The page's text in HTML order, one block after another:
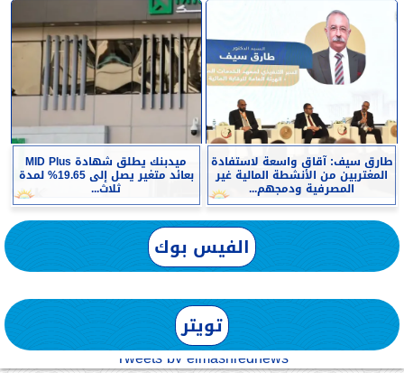
طارق سيف: آقاق واسعة لاستفادة
المغتربين من الأنشطة المالية غير
المصرفية ودمجهم...
ميدبنك يطلق شهادة MID Plus
بعائد متغير يصل إلى 19.65% لمدة
ثلاث...
الفيس بوك
تويتر
Tweets by elmashreqnews